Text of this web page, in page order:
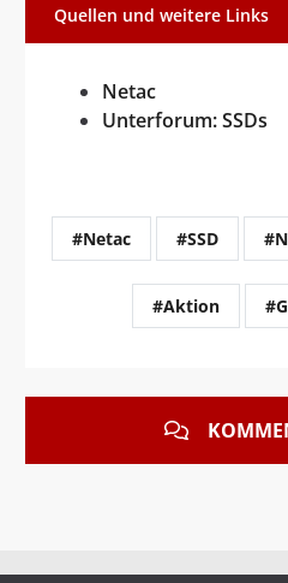
Quellen und weitere Links
Netac
Unterforum: SSDs
#Netac #SSD
#Aktion